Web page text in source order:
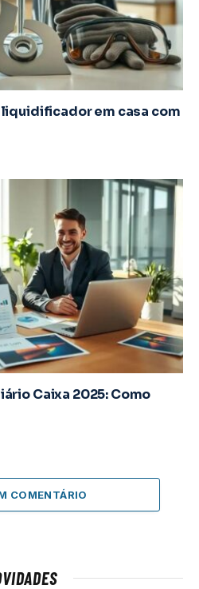
em casa com
Caixa 2025: Como
COMENTÁRIO